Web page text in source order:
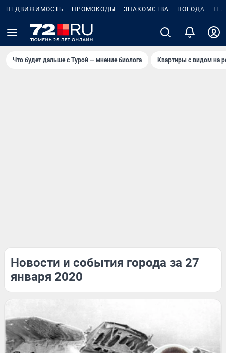
НЕДВИЖИМОСТЬ ПРОМОКОДЫ ЗНАКОМСТВА ПОГОДА
Что будет дальше с Турой — мнение биолога Квартиры с видом на
Новости и события города за 27
января 2020